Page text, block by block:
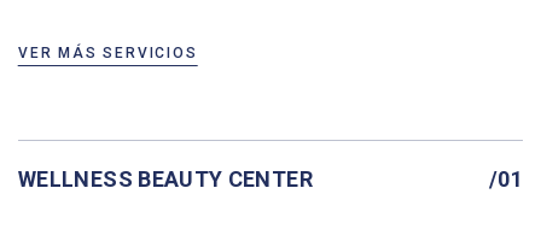
VER MÁS SERVICIOS
WELLNESS BEAUTY CENTER /01